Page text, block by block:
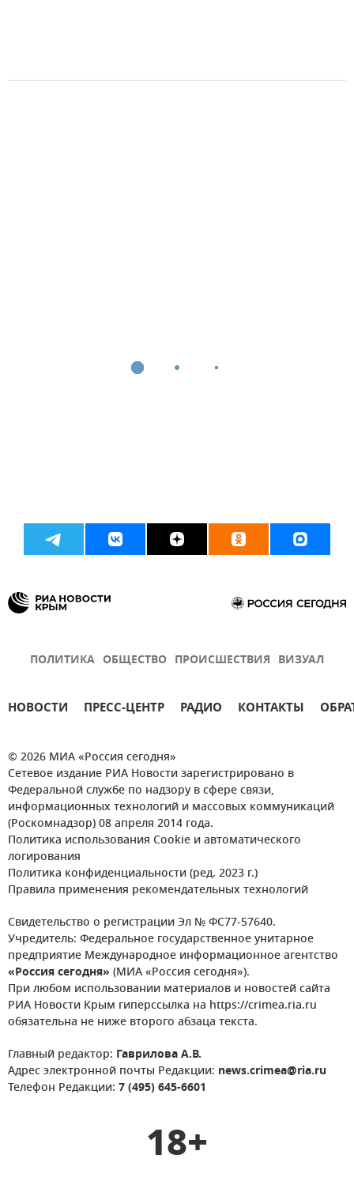
ПОЛИТИКА ОБЩЕСТВО ПРОИСШЕСТВИЯ ВИЗУАЛ
НОВОСТИ ПРЕСС-ЦЕНТР РАДИО КОНТАКТЫ
© 2026 МИА «Россия сегодня»
Сетевое издание РИА Новости зарегистрировано в
Федеральной службе по надзору в сфере связи,
информационных технологий и массовых коммуникаций
(Роскомнадзор) 08 апреля 2014 года.
Политика использования Cookie и автоматического
логирования
Политика конфиденциальности (ред. 2023 г.)
Правила применения рекомендательных технологий
Свидетельство о регистрации Эл № ФС77-57640.
Учредитель: Федеральное государственное унитарное
предприятие Международное информационное агентство
«Россия сегодня» (МИА «Россия сегодня»).
При любом использовании материалов и новостей сайта
РИА Новости Крым гиперссылка на https://crimea.ria.ru
обязательна не ниже второго абзаца текста.
Главный редактор: Гаврилова А.В.
Адрес электронной почты Редакции: news.crimea@ria.ru
Телефон Редакции: 7 (495) 645-6601
18+